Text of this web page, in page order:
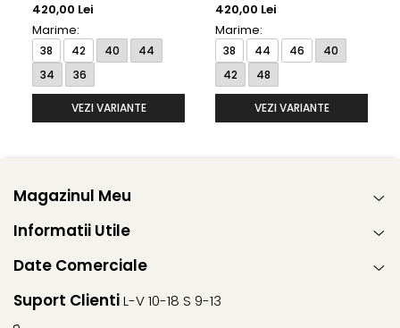
420,00 Lei
Marime:
38 42 40
44
34
36
VEZI VARIANTE
420,00 Lei
Marime:
38 44 46
40
42
48
VEZI VARIANTE
Magazinul Meu
Informatii Utile
Date Comerciale
Suport ClientiL-V 10-18 S 9-13